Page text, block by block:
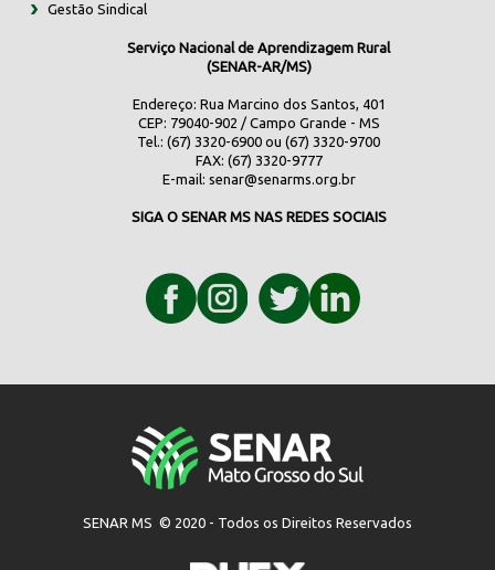
Gestão Sindical
Serviço Nacional de Aprendizagem Rural
(SENAR-AR/MS)
Endereço: Rua Marcino dos Santos, 401
CEP: 79040-902 / Campo Grande - MS
Tel.: (67) 3320-6900 ou (67) 3320-9700
FAX: (67) 3320-9777
E-mail: senar@senarms.org.br
SIGA O SENAR MS NAS REDES SOCIAIS
SENAR MS © 2020 - Todos os Direitos Reservados